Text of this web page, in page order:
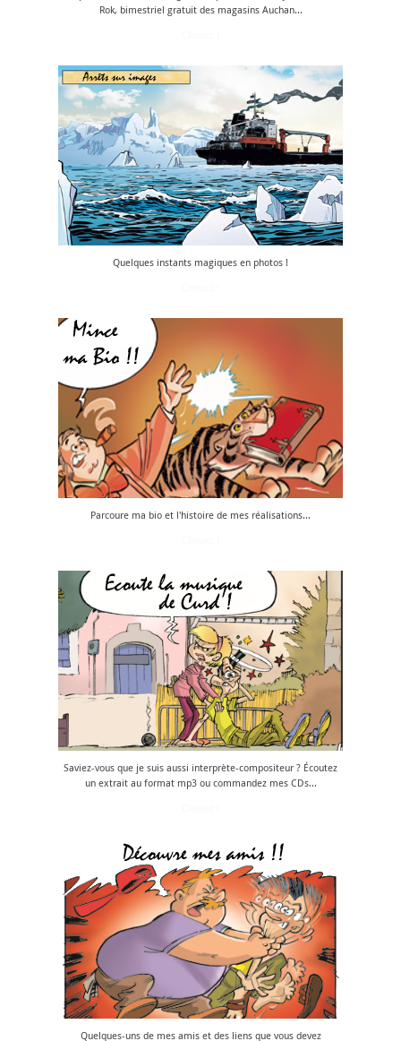
Rok, bimestriel gratuit des magasins Auchan...
Quelques instants magiques en photos !
Parcoure ma bio et l'histoire de mes réalisations...
Saviez-vous que je suis aussi interprète-compositeur ? Écoutez
un extrait au format mp3 ou commandez mes CDs...
Quelques-uns de mes amis et des liens que vous devez